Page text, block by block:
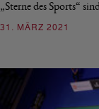
„Sterne des Sports“
31. MÄRZ 2021